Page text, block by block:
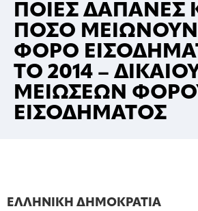
ΠΟΙΕΣ ΔΑΠΑΝΕΣ
ΠΟΣΟ
ΦΟΡΟ
ΤΟ 2014 –
ΜΕΙΩΣΕΩΝ
ΕΙΣΟΔΗΜΑΤΟΣ
ΕΛΛΗΝΙΚΗ ΔΗΜΟΚΡΑΤΙΑ